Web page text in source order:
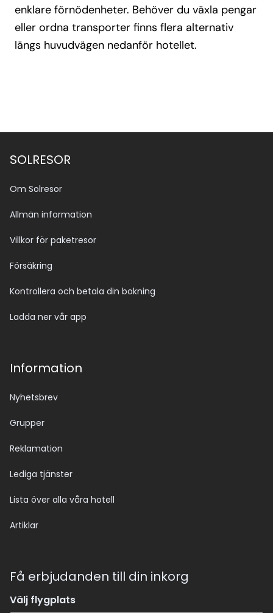
enklare förnödenheter. Behöver du växla pengar
eller ordna transporter finns flera alternativ
längs huvudvägen nedanför hotellet.
SOLRESOR
Om Solresor
Allmän information
Villkor för paketresor
Försäkring
Kontrollera och betala din bokning
Ladda ner vår app
Information
Nyhetsbrev
Grupper
Reklamation
Lediga tjänster
Lista över alla våra hotell
Artiklar
Få erbjudanden till din inkorg
Välj flygplats